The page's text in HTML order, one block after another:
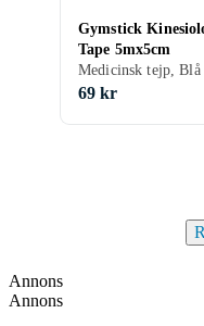
Gymstick
Tape 5mx5cm
Medicinsk tejp, Blå
69 kr
Annons
Annons